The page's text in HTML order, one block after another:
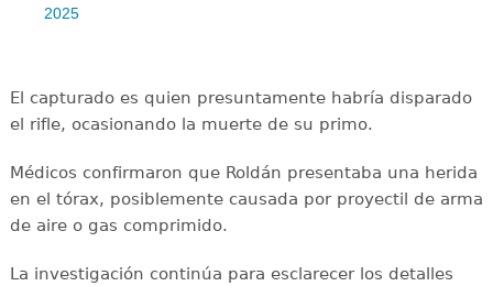
2025
El capturado es quien presuntamente habría disparado
el rifle, ocasionando la muerte de su primo.
Médicos confirmaron que Roldán presentaba una herida
en el tórax, posiblemente causada por proyectil de arma
de aire o gas comprimido.
La investigación continúa para esclarecer los detalles